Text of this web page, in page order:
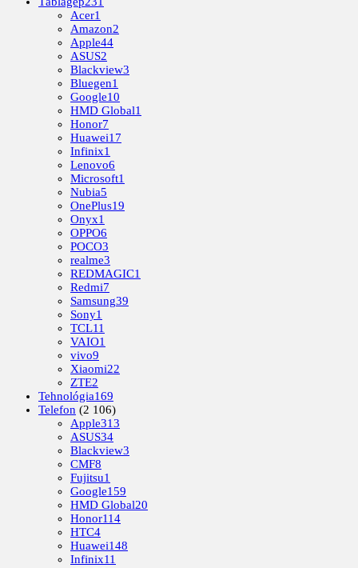
Acer1
Amazon2
Apple44
ASUS2
Blackview3
Bluegen1
Google10
HMD Global1
Honor7
Huawei17
Infinix1
Lenovo6
Microsoft1
Nubia5
OnePlus19
Onyx1
OPPO6
POCO3
realme3
REDMAGIC1
Redmi7
Samsung39
Sony1
TCL11
VAIO1
vivo9
Xiaomi22
ZTE2
Tehnológia169
Telefon (2 106)
Apple313
ASUS34
Blackview3
CMF8
Fujitsu1
Google159
HMD Global20
Honor114
HTC4
Huawei148
Infinix11